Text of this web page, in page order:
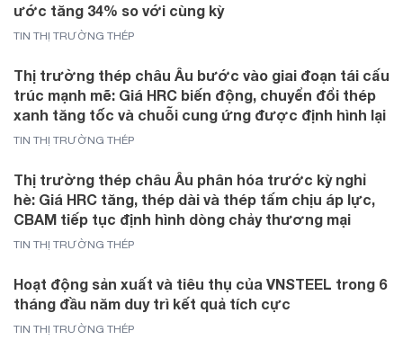
ước tăng 34% so với cùng kỳ
TIN THỊ TRƯỜNG THÉP
Thị trường thép châu Âu bước vào giai đoạn tái cấu
trúc mạnh mẽ: Giá HRC biến động, chuyển đổi thép
xanh tăng tốc và chuỗi cung ứng được định hình lại
TIN THỊ TRƯỜNG THÉP
Thị trường thép châu Âu phân hóa trước kỳ nghỉ
hè: Giá HRC tăng, thép dài và thép tấm chịu áp lực,
CBAM tiếp tục định hình dòng chảy thương mại
TIN THỊ TRƯỜNG THÉP
Hoạt động sản xuất và tiêu thụ của VNSTEEL trong 6
tháng đầu năm duy trì kết quả tích cực
TIN THỊ TRƯỜNG THÉP